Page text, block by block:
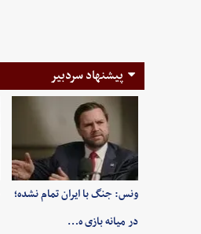
پیشنهاد سردبیر
ونس: جنگ با ایران تمام نشده؛
در میانه بازی ه…